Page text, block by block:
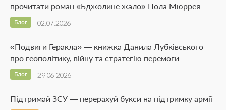
прочитати роман «Бджолине жало» Пола Мюррея
02.07.2026
Блог
«Подвиги Геракла» — книжка Данила Лубківського
про геополітику, війну та стратегію перемоги
29.06.2026
Блог
Підтримай ЗСУ — перерахуй букси на підтримку армії